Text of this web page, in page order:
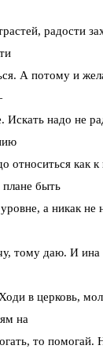
радости
А потому и
Искать надо не
относиться как
быть
а никак не
тому даю. И ина
в церковь,
на
то помогай.